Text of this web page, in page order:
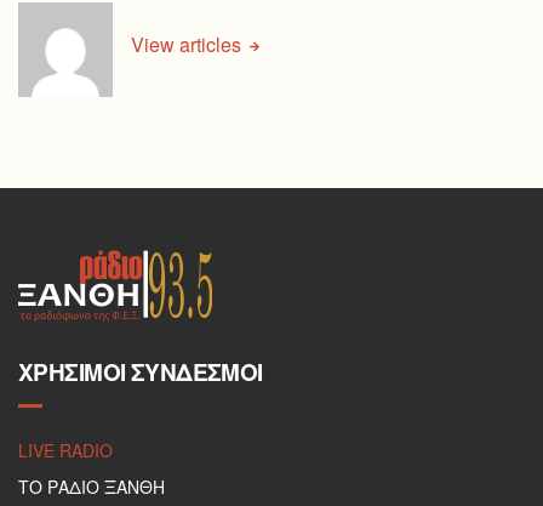
View articles
ΧΡΉΣΙΜΟΙ ΣΎΝΔΕΣΜΟΙ
LIVE RADIO
ΤΟ ΡΑΔΙΟ ΞΑΝΘΗ